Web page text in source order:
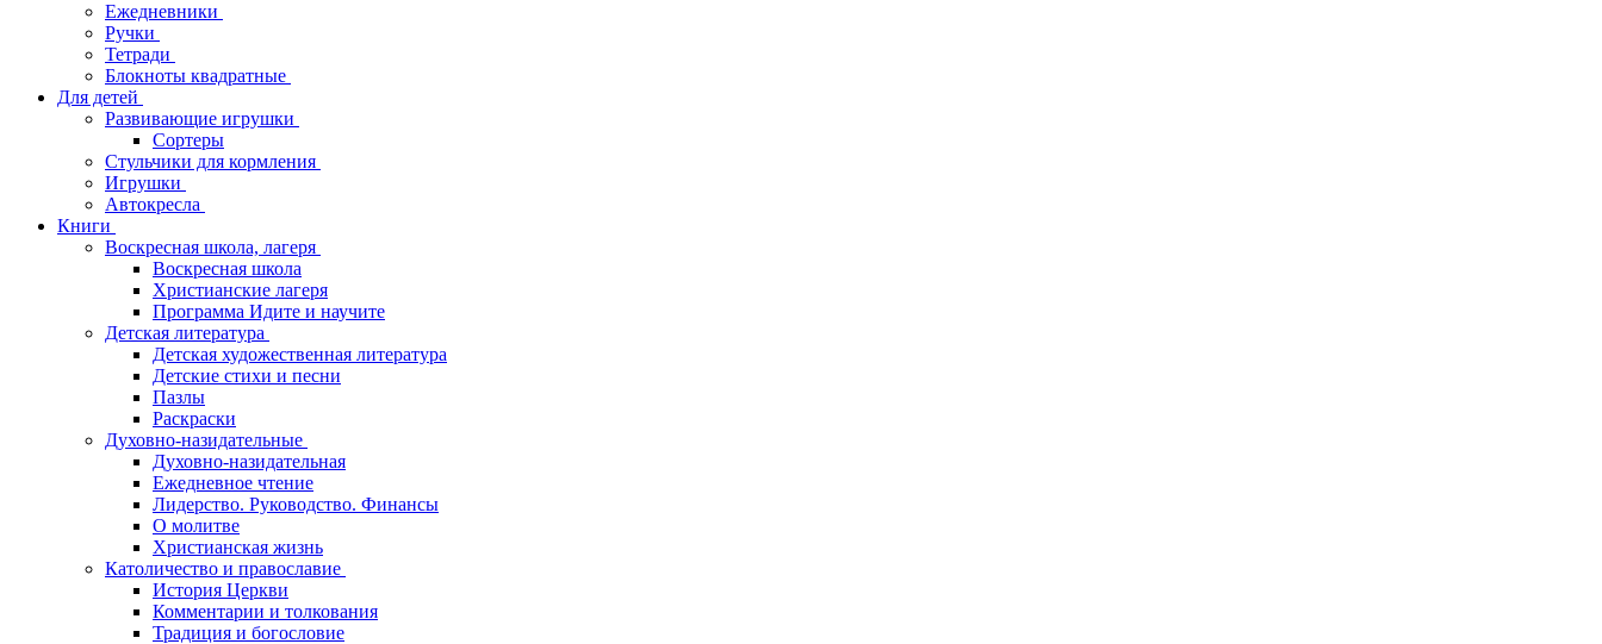
Ежедневники
Ручки
Тетради
Блокноты квадратные
Для детей
Развивающие игрушки
Сортеры
Стульчики для кормления
Игрушки
Автокресла
Книги
Воскресная школа, лагеря
Воскресная школа
Христианские лагеря
Программа Идите и научите
Детская литература
Детская художественная литература
Детские стихи и песни
Пазлы
Раскраски
Духовно-назидательные
Духовно-назидательная
Ежедневное чтение
Лидерство. Руководство. Финансы
О молитве
Христианская жизнь
Католичество и православие
История Церкви
Комментарии и толкования
Традиция и богословие